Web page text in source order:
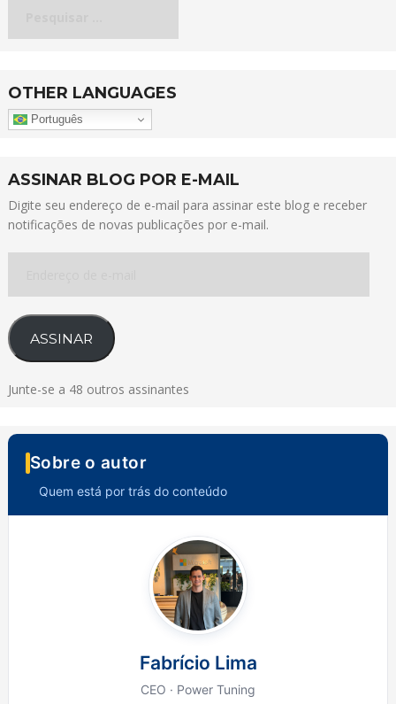
OTHER LANGUAGES
Português
ASSINAR BLOG POR E-MAIL
Digite seu endereço de e-mail para assinar este blog e receber
notificações de novas publicações por e-mail.
e-
mail
ASSINAR
Junte-se a 48 outros assinantes
Sobre o autor
Quem está por trás do conteúdo
Fabrício Lima
CEO · Power Tuning